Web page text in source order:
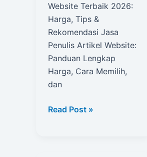
Website Terbaik 2026:
Harga, Tips &
Rekomendasi Jasa
Penulis Artikel Website:
Panduan Lengkap
Harga, Cara Memilih,
dan
Jasa
Read Post »